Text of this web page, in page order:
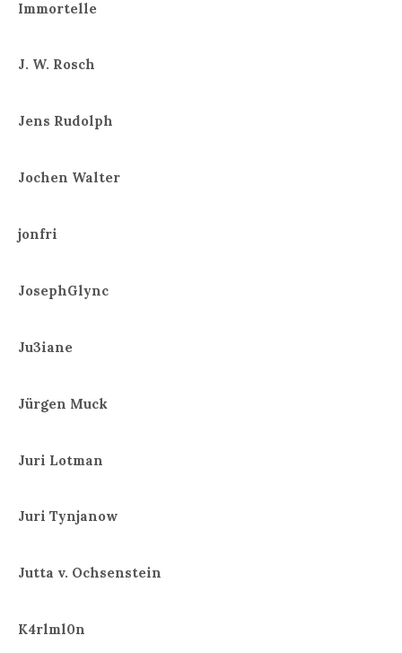
Immortelle
J. W. Rosch
Jens Rudolph
Jochen Walter
jonfri
JosephGlync
Ju3iane
Jürgen Muck
Juri Lotman
Juri Tynjanow
Jutta v. Ochsenstein
K4rlml0n